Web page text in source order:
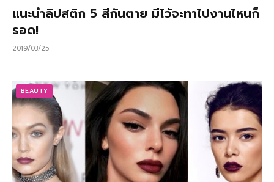
แนะนำลิปสติก 5 สีกันตาย มีไว้จะทาไปงานไหนก็
รอด!
2019/03/25
BEAUTY